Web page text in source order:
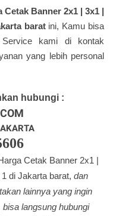
Cetak Banner 2x1 | 3x1 |
barat ini, Kamu bisa
Service kami di kontak
yang lebih personal
hubungi :
Cetak Banner 2x1 |
di Jakarta barat, dan
lainnya yang ingin
bisa langsung hubungi